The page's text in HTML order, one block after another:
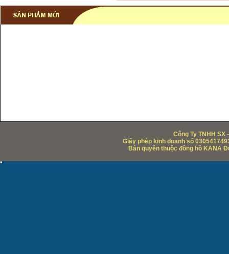
Công Ty TNHH SX
Giấy phép kinh doanh số
Bản quyền thuộc đồng hồ KANA